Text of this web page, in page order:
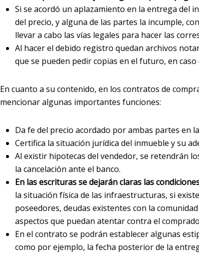
Si se acordó un aplazamiento en la entrega del
del precio, y alguna de las partes la incumple,
llevar a cabo las vías legales para hacer las
Al hacer el debido registro quedan archivos
que se pueden pedir copias en el futuro, en caso
En cuanto a su contenido, en los contratos de
mencionar algunas importantes funciones:
Da fe del precio acordado por ambas partes en
Certifica la situación jurídica del inmueble y su
Al existir hipotecas del vendedor, se retendrán
la cancelación ante el banco.
En las escrituras se dejarán claras las
la situación física de las infraestructuras, si
poseedores, deudas existentes con la
aspectos que puedan atentar contra el
En el contrato se podrán establecer algunas
como por ejemplo, la fecha posterior de la